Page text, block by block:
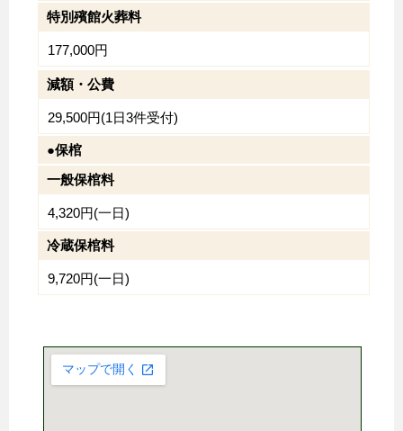
特別殯館火葬料
177,000円
減額・公費
29,500円(1日3件受付)
●保棺
一般保棺料
4,320円(一日)
冷蔵保棺料
9,720円(一日)